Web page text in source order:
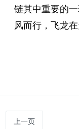
链其中重要的
风而行，飞龙在
上一页